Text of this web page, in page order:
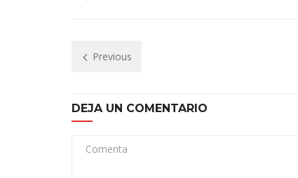
Previous
DEJA UN COMENTARIO
Comenta